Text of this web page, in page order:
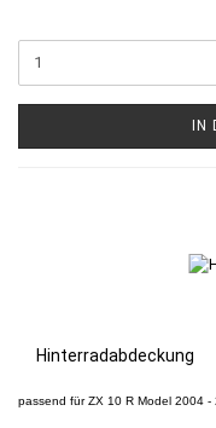
IN
Hinterradabdeckung
passend fürZX 10 R Model 2004 -